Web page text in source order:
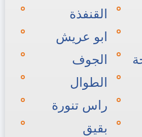
القنفذة
ابو عريش
الجوف
الطوال
راس تنورة
بقيق